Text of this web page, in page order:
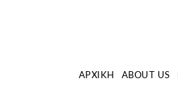
ΑΡΧΙΚΉ ABOUT US